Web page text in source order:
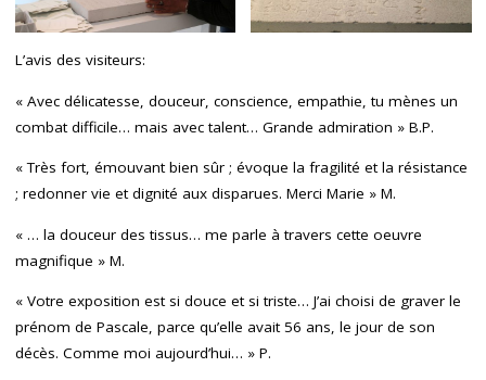
L’avis des visiteurs:
« Avec délicatesse, douceur, conscience, empathie, tu mènes un
combat difficile… mais avec talent… Grande admiration » B.P.
« Très fort, émouvant bien sûr ; évoque la fragilité et la résistance
; redonner vie et dignité aux disparues. Merci Marie » M.
« … la douceur des tissus… me parle à travers cette oeuvre
magnifique » M.
« Votre exposition est si douce et si triste… J’ai choisi de graver le
prénom de Pascale, parce qu’elle avait 56 ans, le jour de son
décès. Comme moi aujourd’hui… » P.